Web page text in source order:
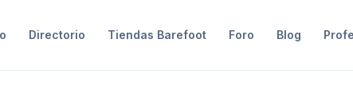
Directorio Tiendas Barefoot Foro Blog